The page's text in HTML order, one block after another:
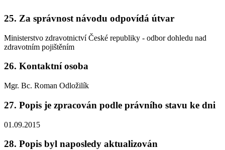
25. Za správnost návodu odpovídá útvar
Ministerstvo zdravotnictví České republiky - odbor dohledu nad
zdravotním pojištěním
26. Kontaktní osoba
Mgr. Bc. Roman Odložilík
27. Popis je zpracován podle právního stavu ke dni
01.09.2015
28. Popis byl naposledy aktualizován